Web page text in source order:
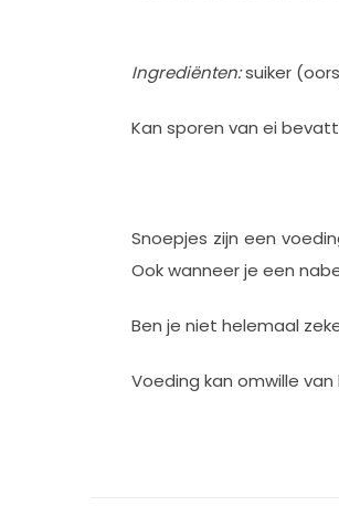
Ingrediënten:suiker
Kan sporen van ei
Snoepjes zijn een
Ook wanneer je een
Ben je niet helemaal
Voeding kan omwille